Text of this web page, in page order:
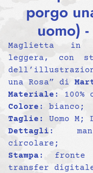
porgo
uomo)
Maglietta in
leggera, con
una Rosa”
di
Materiale : 100%
Colore : bianco;
Taglie:
Uomo M;
Dettagli :
circolare;
Stampa: fronte
transfer